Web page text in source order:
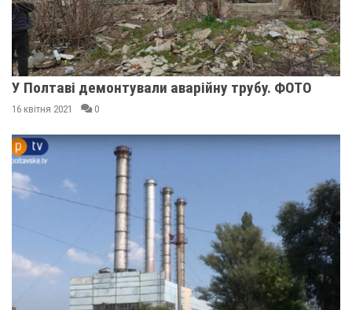
У Полтаві демонтували аварійну трубу. ФОТО
16 квітня 2021 0